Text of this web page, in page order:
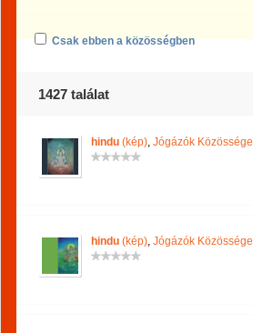
Csak ebben a közösségben
1427 találat
hindu (kép), Jógázók Közössége
hindu (kép), Jógázók Közössége